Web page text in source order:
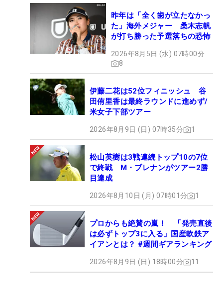
昨年は「全く歯が立たなかっ
た」海外メジャー 桑木志帆
が打ち勝った予選落ちの恐怖
2026年8月5日 (水) 07時00分
8
伊藤二花は52位フィニッシュ 谷
田侑里香は最終ラウンドに進めず/
米女子下部ツアー
2026年8月9日 (日) 07時35分 1
松山英樹は3戦連続トップ10の7位
で終戦 M・ブレナンがツアー2勝
目達成
2026年8月10日 (月) 07時01分 1
プロからも絶賛の嵐！ 「発売直後
は必ずトップ3に入る」国産軟鉄ア
イアンとは？ #週間ギアランキング
2026年8月9日 (日) 18時00分 11